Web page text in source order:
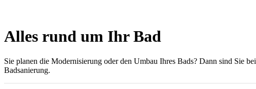
Alles rund um Ihr Bad
Sie planen die Modernisierung oder den Umbau Ihres Bads? Dann sind Sie bei
Badsanierung.